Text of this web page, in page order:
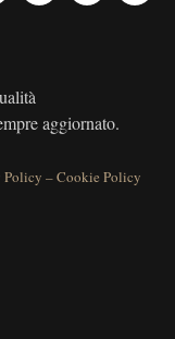
aggiornato.
Policy –Cookie Policy